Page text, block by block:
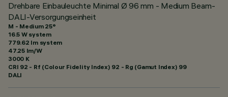
Drehbare Einbauleuchte Minimal Ø 96 mm - Medium Beam-
DALI-Versorgungseinheit
M - Medium 25°
16.5 W system
779.62 lm system
47.25 lm/W
3000 K
CRI 92 - Rf (Colour Fidelity Index) 92 - Rg (Gamut Index) 99
DALI